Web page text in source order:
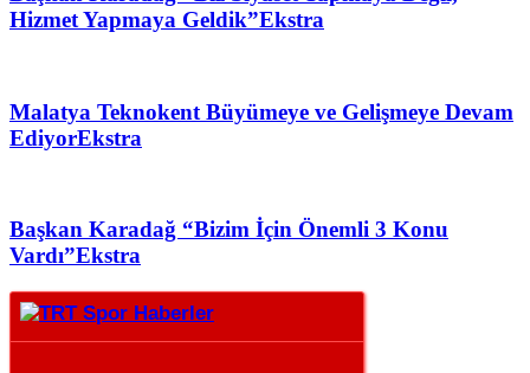
Hizmet Yapmaya Geldik”Ekstra
Malatya Teknokent Büyümeye ve Gelişmeye Devam
EdiyorEkstra
Başkan Karadağ “Bizim İçin Önemli 3 Konu
Vardı”Ekstra